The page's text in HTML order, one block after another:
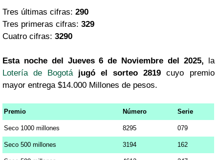
Tres últimas cifras: 290
Tres primeras cifras: 329
Cuatro cifras: 3290
Esta noche del Jueves 6 de Noviembre del 2025, la
Lotería de Bogotá
jugó el sorteo 2819 cuyo premio
mayor entrega $14.000 Millones de pesos.
Premio Número Serie
Seco 1000 millones 8295 079
Seco 500 millones 3194 162